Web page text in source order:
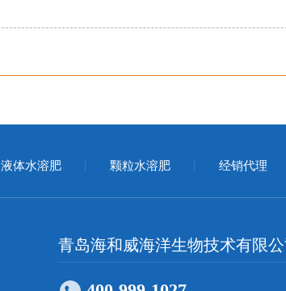
液体水溶肥 颗粒水溶肥 经销代理
青岛海和威海洋生物技术有限公